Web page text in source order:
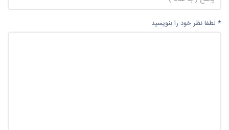
* لطفا نظر خود را بنویسید